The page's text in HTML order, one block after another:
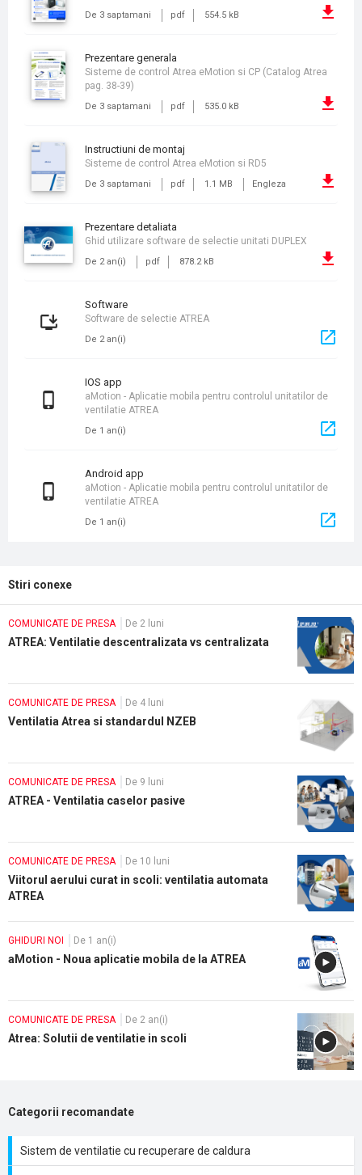
De 3 saptamani pdf 554.5 kB
prezentare generala
De 3 saptamani pdf 535.0 kB
Sisteme de control Atrea eMotion si CP (Catalog Atrea
pag. 38-39)
instructiuni de montaj
De 3 saptamani pdf 1.1 MB Engleza
Sisteme de control Atrea eMotion si RD5
prezentare detaliata
De 2 an(i) pdf 878.2 kB
Ghid utilizare software de selectie unitati DUPLEX
Software
De 2 an(i)
Software de selectie ATREA
iOS app
De 1 an(i)
aMotion - Aplicatie mobila pentru controlul unitatilor de
ventilatie ATREA
Android app
De 1 an(i)
aMotion - Aplicatie mobila pentru controlul unitatilor de
ventilatie ATREA
Stiri conexe
COMUNICATE DE PRESA De 2 luni
ATREA: Ventilatie descentralizata vs centralizata
COMUNICATE DE PRESA De 4 luni
Ventilatia Atrea si standardul NZEB
COMUNICATE DE PRESA De 9 luni
ATREA - Ventilatia caselor pasive
COMUNICATE DE PRESA De 10 luni
Viitorul aerului curat in scoli: ventilatia automata
ATREA
GHIDURI NOI De 1 an(i)
aMotion - Noua aplicatie mobila de la ATREA
COMUNICATE DE PRESA De 2 an(i)
Atrea: Solutii de ventilatie in scoli
Categorii recomandate
Sistem de ventilatie cu recuperare de caldura